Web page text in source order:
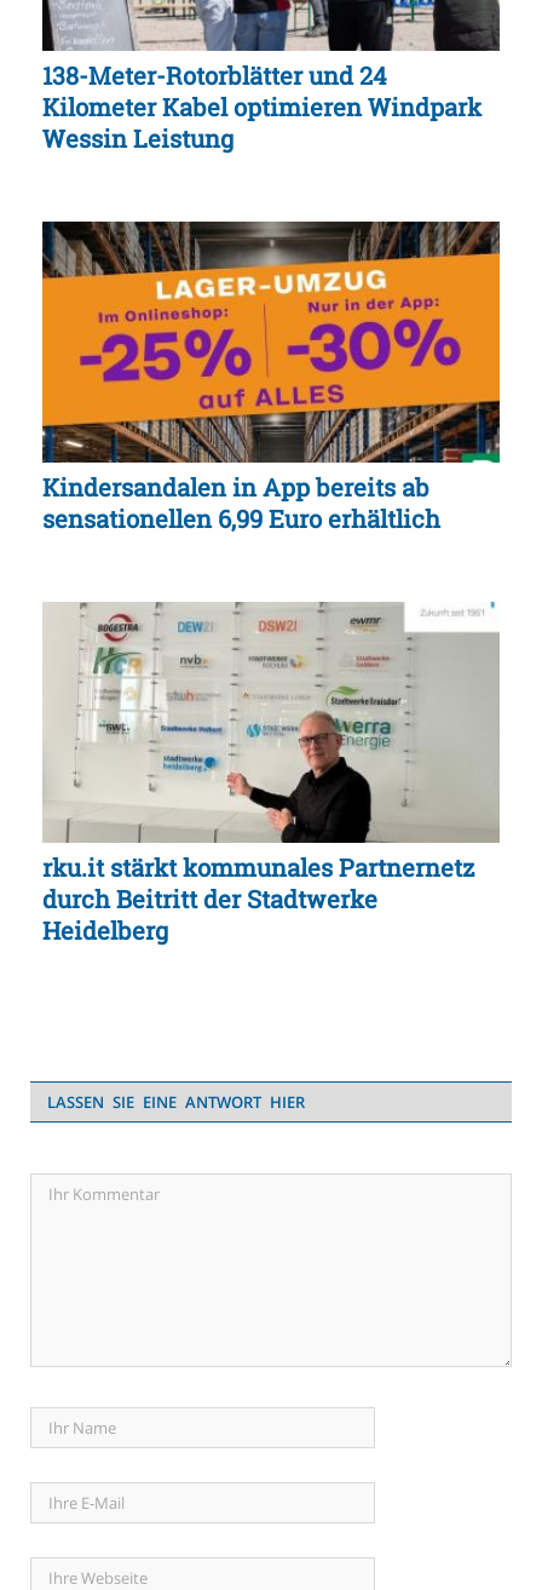
138-Meter-Rotorblätter und 24
Kilometer Kabel optimieren Windpark
Wessin Leistung
Kindersandalen in App bereits ab
sensationellen 6,99 Euro erhältlich
rku.it stärkt kommunales Partnernetz
durch Beitritt der Stadtwerke
Heidelberg
LASSEN SIE EINE ANTWORT HIER